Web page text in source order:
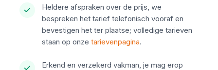
Heldere afspraken over de prijs, we
bespreken het tarief telefonisch vooraf en
bevestigen het ter plaatse; volledige tarieven
staan op onze tarievenpagina.
Erkend en verzekerd vakman, je mag erop